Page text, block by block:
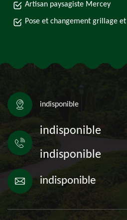
Artisan paysagiste Mercey
Pose et changement grillage
indisponible
indisponible
indisponible
indisponible